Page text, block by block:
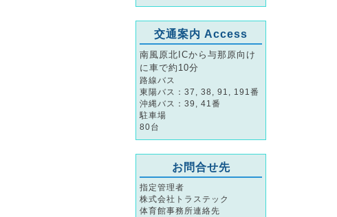
交通案内 Access
南風原北ICから与那原向け
に車で約10分
路線バス
東陽バス：37, 38, 91, 191番
沖縄バス：39, 41番
駐車場
80台
お問合せ先
指定管理者
株式会社トラステック
体育館事務所連絡先